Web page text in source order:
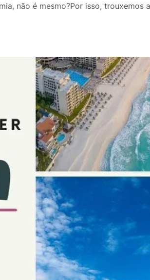
não é mesmo?Por isso,